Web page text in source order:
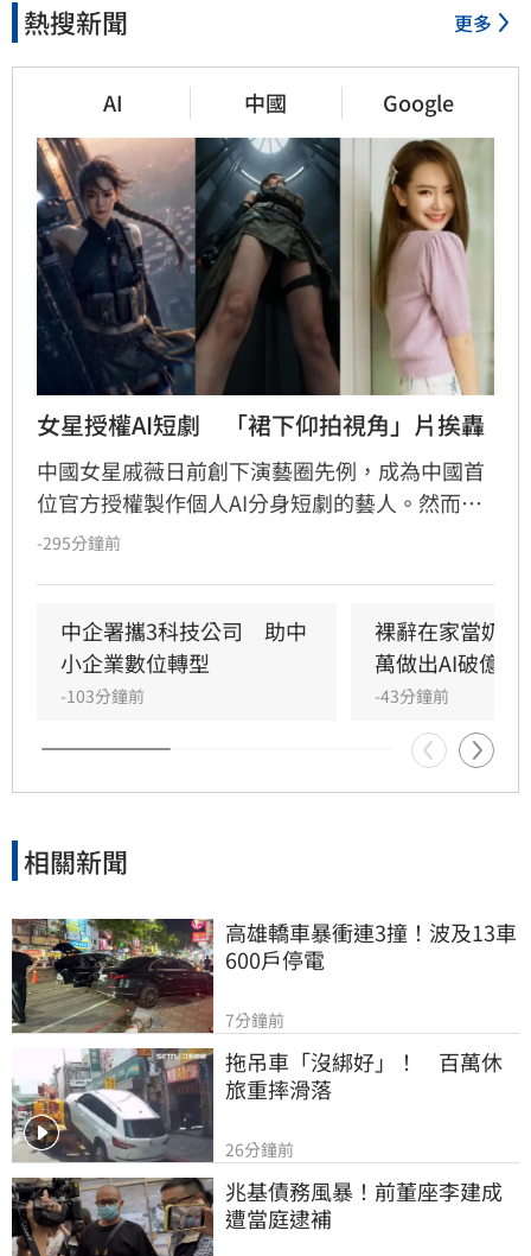
熱搜新聞 更多
AI 中國 Google
女星授權AI短劇　「裙下仰拍視角」片挨轟
中國女星戚薇日前創下演藝圈先例，成為中國首
位官方授權製作個人AI分身短劇的藝人。然而，
由戚薇AI分身演出的首部作品《末日盛夏》今（7
視角」，鏡頭直接從角色雙腿之間低角度直視裙
底，被指帶有強烈的偷窺暗示，導致原本備受期
待的AI技術創新慘遭好評翻車。
-295分鐘前
中企署攜3科技公司　助中
小企業數位轉型
-103分鐘前
裸辭在家當奶
萬做出AI破億神
-43分鐘前
相關新聞
高雄轎車暴衝連3撞！波及13車
600戶停電
7分鐘前
拖吊車「沒綁好」！　百萬休
旅重摔滑落
26分鐘前
兆基債務風暴！前董座李建成
遭當庭逮補